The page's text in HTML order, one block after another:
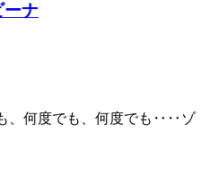
ナ
、何度でも、何度でも‥‥ゾ